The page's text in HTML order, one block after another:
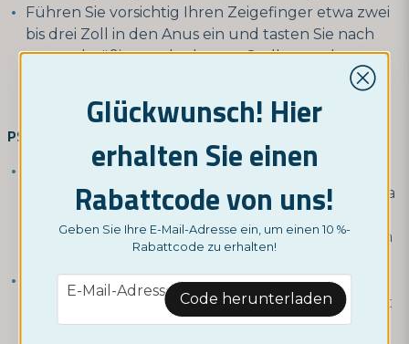
Führen Sie vorsichtig Ihren Zeigefinger etwa zwei
bis drei Zoll in den Anus ein und tasten Sie nach
unregelmäßigen oder harten Stellen an der
Prostatadrüse. Die Prostata sollte sich wie eine
weiche und elastische Kugel anfühlen.
PSA-Test (prostataspezifisches Antigen):
Dies ist ein Bluttest, der die PSA-Werte in Ihrem
Blut misst. PSA ist ein Protein, das von der Prostata
produziert wird, und hohe Werte können auf
Probleme wie Prostatakrebs oder Entzündungen
Wenn Sie einenPSA-Testdurchführen möchten,
haben wir einen Labortest, der zu Hause gemacht
und dann zur Analyse in ein Labor geschickt
Glückwunsch! Hier
erhalten Sie einen
Rabattcode von uns!
Geben Sie Ihre E-Mail-Adresse ein, um einen 10 %-
Rabattcode zu erhalten!
email
E-Mail-Adresse Code herunterladen